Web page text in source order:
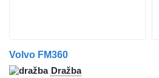
Volvo FM360
Dražba